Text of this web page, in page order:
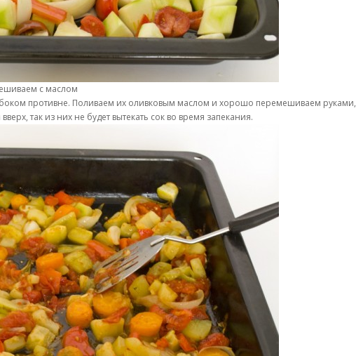
с маслом
противне. Поливаем их оливковым маслом и хорошо перемешиваем
так из них не будет вытекать сок во время запекания.